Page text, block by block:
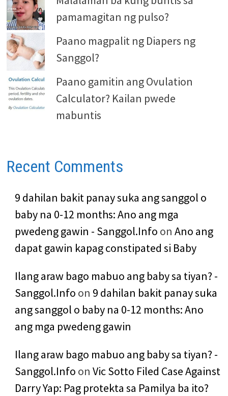
pamamagitan ng pulso?
Paano magpalit ng Diapers ng
Sanggol?
Paano gamitin ang Ovulation
Calculator? Kailan pwede
mabuntis
Recent Comments
9 dahilan bakit panay suka ang sanggol o
baby na 0-12 months: Ano ang mga
pwedeng gawin - Sanggol.Info on Ano ang
dapat gawin kapag constipated si Baby
Ilang araw bago mabuo ang baby sa tiyan? -
Sanggol.Info on 9 dahilan bakit panay suka
ang sanggol o baby na 0-12 months: Ano
ang mga pwedeng gawin
Ilang araw bago mabuo ang baby sa tiyan? -
Sanggol.Info on Vic Sotto Filed Case Against
Darry Yap: Pag protekta sa Pamilya ba ito?